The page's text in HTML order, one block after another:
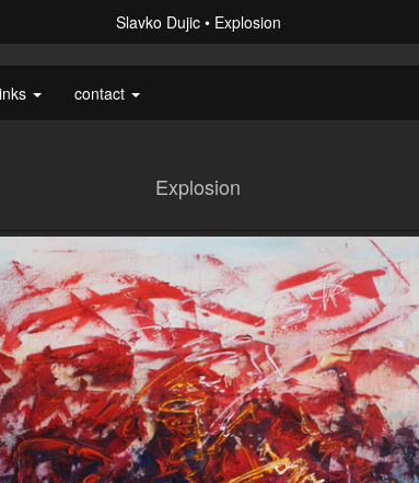
Slavko Dujic Explosion
contact
Explosion